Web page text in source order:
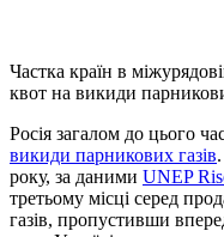
Частка країн в
квот на викиди
Росія загалом до цього
викиди парникових газів
року, за даними UNEP
третьому місці серед
газів, пропустивши